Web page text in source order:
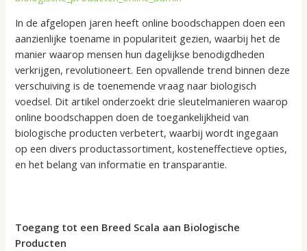
In de afgelopen jaren heeft online boodschappen doen een
aanzienlijke toename in populariteit gezien, waarbij het de
manier waarop mensen hun dagelijkse benodigdheden
verkrijgen, revolutioneert. Een opvallende trend binnen deze
verschuiving is de toenemende vraag naar biologisch
voedsel. Dit artikel onderzoekt drie sleutelmanieren waarop
online boodschappen doen de toegankelijkheid van
biologische producten verbetert, waarbij wordt ingegaan
op een divers productassortiment, kosteneffectieve opties,
en het belang van informatie en transparantie.
Toegang tot een Breed Scala aan Biologische
Producten